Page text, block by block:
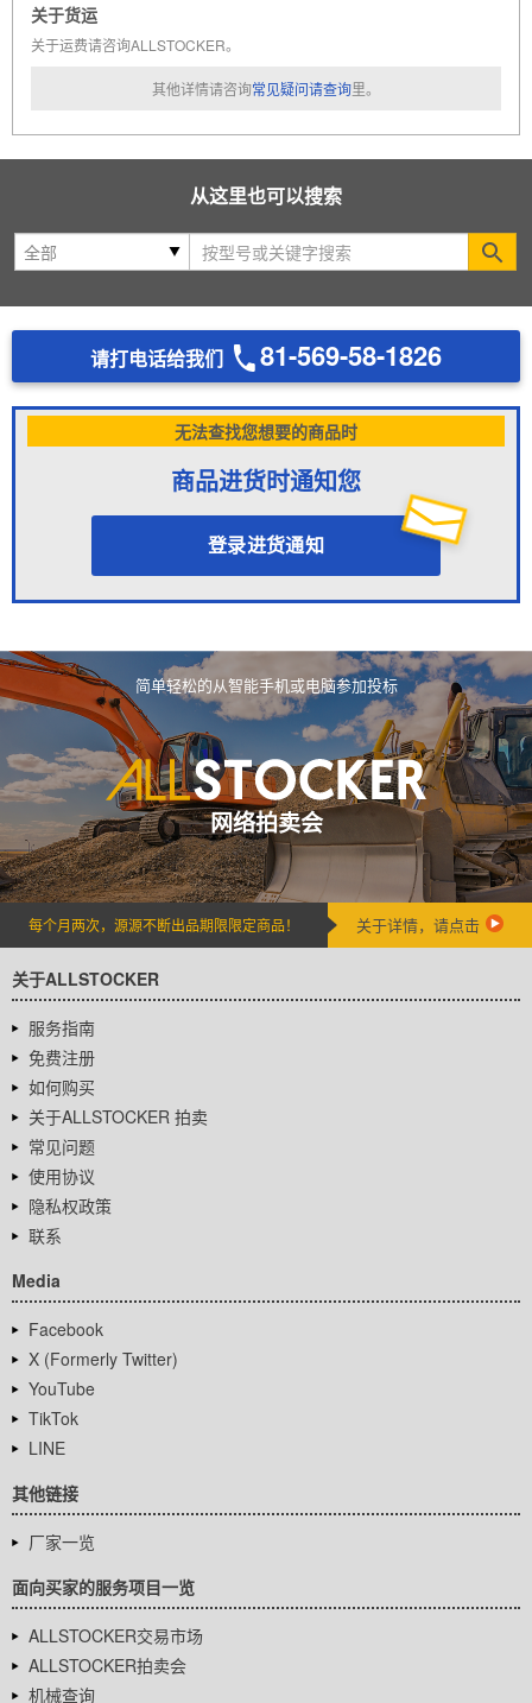
关于货运
关于运费请咨询ALLSTOCKER。
其他详情请咨询常见疑问请查询里。
从这里也可以搜索
请打电话给我们 81-569-58-1826
无法查找您想要的商品时
商品进货时通知您
登录进货通知
简单轻松的从智能手机或电脑参加投标
网络拍卖会
每个月两次，源源不断出品期限限定商品！ 关于详情，请点击
关于ALLSTOCKER
服务指南
免费注册
如何购买
关于ALLSTOCKER 拍卖
常见问题
使用协议
隐私权政策
联系
Media
Facebook
X (Formerly Twitter)
YouTube
TikTok
LINE
其他链接
厂家一览
面向买家的服务项目一览
ALLSTOCKER交易市场
ALLSTOCKER拍卖会
机械查询